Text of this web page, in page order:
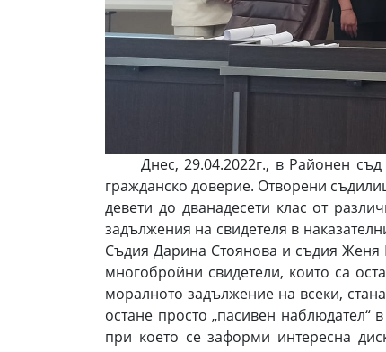
Днес, 29.04.2022г., в Районен съд
гражданско доверие. Отворени
девети до дванадесети клас от
задължения на свидетеля в
Съдия Дарина Стоянова и съдия Женя
многобройни свидетели, които са
моралното задължение на всеки,
остане просто „пасивен наблюдател“
при което се заформи интересна